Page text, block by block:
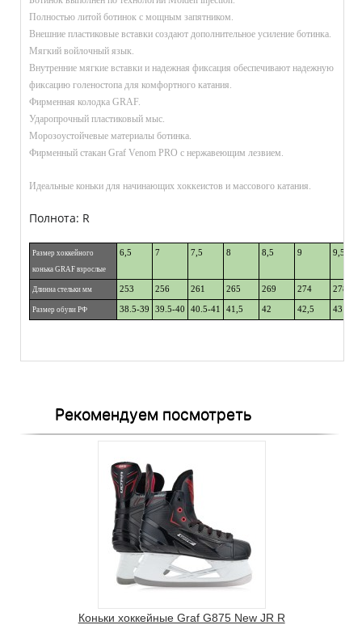
Полностью литой ботинок с мощным запятником.
Внешние пластиковые вставки создают дополнительное усиление ботинка.
Мягкий войлочный язык.
Внутренние мягкие вставки и надежная фиксация обеспечивают надежную
фиксацию голеностопа для комфортного катания.
Фирменная колодка GRAF.
Ударопрочный пластиковый мыс.
Морозоустойчевые материалы ботинка.
Фирменный стакан Graf Venom PRO c нержавеющим лезвием.
Идеальные коньки для начинающих хоккеистов и массового катания.
Полнота: R
Размер хоккейного
конька GRAF взрослые
6,5 7 7,5 8 8,5 9 9,5
Длинна стельки мм 253 256 261 265 269 274 278
Размер обуви РФ 38.5-39 39.5-40 40.5-41 41,5 42 42,5 43
Рекомендуем посмотреть
Коньки хоккейные Graf G875 New JR R